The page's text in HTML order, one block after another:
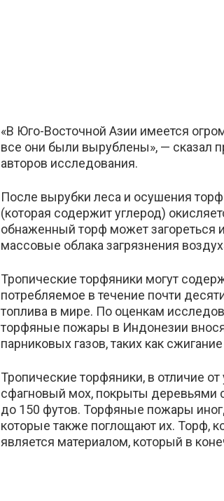
«В Юго-Восточной Азии имеется
все они были вырублены», — сказал
авторов исследования.
После вырубки леса и осушения
(которая содержит углерод)
обнаженный торф может загореться
массовые облака загрязнения
Тропические торфяники могут
потребляемое в течение почти
топлива в мире. По оценкам
торфяные пожары в Индонезии
парниковых газов, таких как
Тропические торфяники, в отличие
сфагновый мох, покрыты деревьями
до 150 футов. Торфяные пожары
которые также поглощают их. Торф,
является материалом, который в